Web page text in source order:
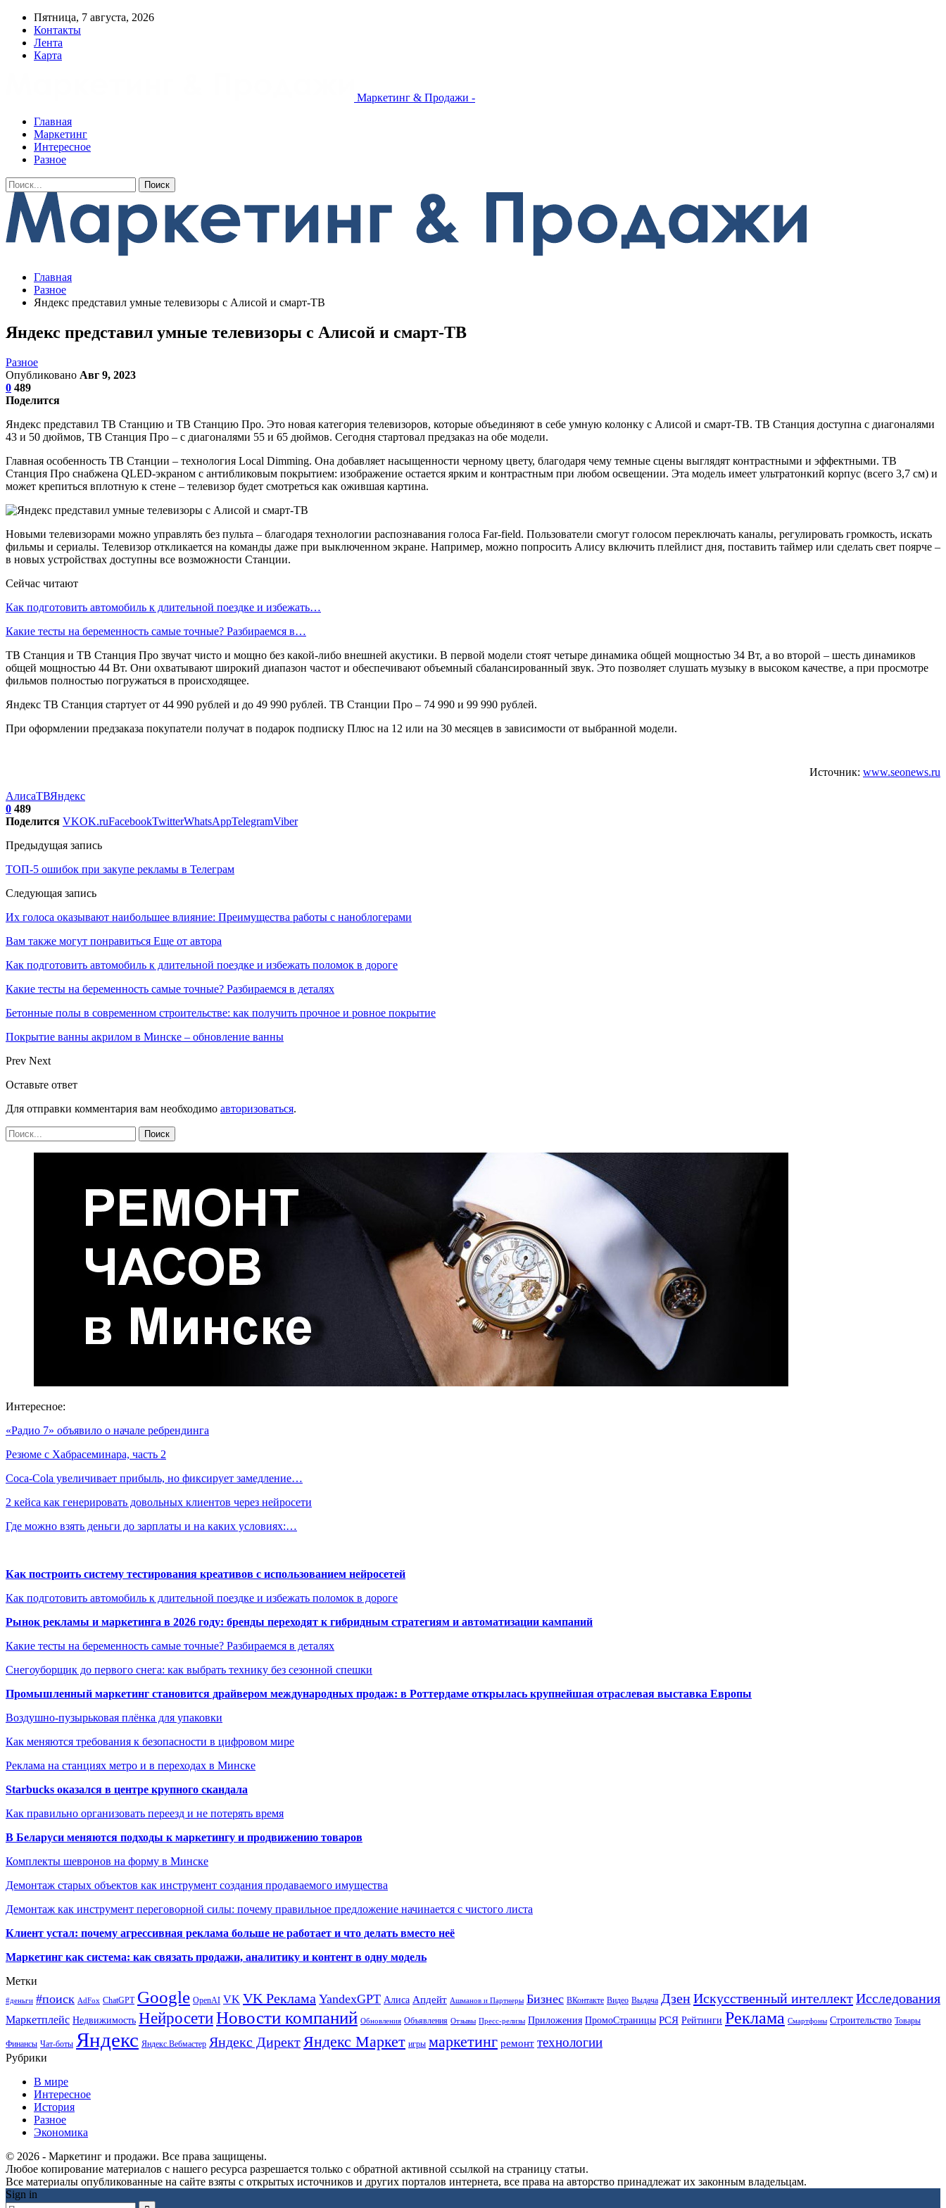
Пятница, 7 августа, 2026
Контакты
Лента
Карта
Маркетинг & Продажи -
Главная
Маркетинг
Интересное
Разное
Главная
Разное
Яндекс представил умные телевизоры с Алисой и смарт-ТВ
Яндекс представил умные телевизоры с Алисой и смарт-ТВ
Разное
Опубликовано Авг 9, 2023
0 489
Поделится
Яндекс представил ТВ Станцию и ТВ Станцию Про. Это новая категория телевизоров, которые объединяют в себе умную колонку с Алисой и смарт-ТВ. ТВ Станция доступна с диагоналями
43 и 50 дюймов, ТВ Станция Про – с диагоналями 55 и 65 дюймов. Сегодня стартовал предзаказ на обе модели.
Главная особенность ТВ Станции – технология Local Dimming. Она добавляет насыщенности черному цвету, благодаря чему темные сцены выглядят контрастными и эффектными. ТВ
Станция Про снабжена QLED-экраном с антибликовым покрытием: изображение остается ярким и контрастным при любом освещении. Эта модель имеет ультратонкий корпус (всего 3,7 см) и
может крепиться вплотную к стене – телевизор будет смотреться как ожившая картина.
Новыми телевизорами можно управлять без пульта – благодаря технологии распознавания голоса Far-field. Пользователи смогут голосом переключать каналы, регулировать громкость, искать
фильмы и сериалы. Телевизор откликается на команды даже при выключенном экране. Например, можно попросить Алису включить плейлист дня, поставить таймер или сделать свет поярче –
в новых устройствах доступны все возможности Станции.
Сейчас читают
Как подготовить автомобиль к длительной поездке и избежать…
Какие тесты на беременность самые точные? Разбираемся в…
ТВ Станция и ТВ Станция Про звучат чисто и мощно без какой-либо внешней акустики. В первой модели стоят четыре динамика общей мощностью 34 Вт, а во второй – шесть динамиков
общей мощностью 44 Вт. Они охватывают широкий диапазон частот и обеспечивают объемный сбалансированный звук. Это позволяет слушать музыку в высоком качестве, а при просмотре
фильмов полностью погружаться в происходящее.
Яндекс ТВ Станция стартует от 44 990 рублей и до 49 990 рублей. ТВ Станции Про – 74 990 и 99 990 рублей.
При оформлении предзаказа покупатели получат в подарок подписку Плюс на 12 или на 30 месяцев в зависимости от выбранной модели.
Источник: www.seonews.ru
АлисаТВЯндекс
0 489
Поделится VKOK.ruFacebookTwitterWhatsAppTelegramViber
Предыдущая запись
ТОП-5 ошибок при закупе рекламы в Телеграм
Следующая запись
Их голоса оказывают наибольшее влияние: Преимущества работы с наноблогерами
Вам также могут понравиться Еще от автора
Как подготовить автомобиль к длительной поездке и избежать поломок в дороге
Какие тесты на беременность самые точные? Разбираемся в деталях
Бетонные полы в современном строительстве: как получить прочное и ровное покрытие
Покрытие ванны акрилом в Минске – обновление ванны
Prev Next
Оставьте ответ
Для отправки комментария вам необходимо авторизоваться.
Интересное:
«Радио 7» объявило о начале ребрендинга
Резюме с Хабрасеминара, часть 2
Coca-Cola увеличивает прибыль, но фиксирует замедление…
2 кейса как генерировать довольных клиентов через нейросети
Где можно взять деньги до зарплаты и на каких условиях:…
Как построить систему тестирования креативов с использованием нейросетей
Как подготовить автомобиль к длительной поездке и избежать поломок в дороге
Рынок рекламы и маркетинга в 2026 году: бренды переходят к гибридным стратегиям и автоматизации кампаний
Какие тесты на беременность самые точные? Разбираемся в деталях
Снегоуборщик до первого снега: как выбрать технику без сезонной спешки
Промышленный маркетинг становится драйвером международных продаж: в Роттердаме открылась крупнейшая отраслевая выставка Европы
Воздушно-пузырьковая плёнка для упаковки
Как меняются требования к безопасности в цифровом мире
Реклама на станциях метро и в переходах в Минске
Starbucks оказался в центре крупного скандала
Как правильно организовать переезд и не потерять время
В Беларуси меняются подходы к маркетингу и продвижению товаров
Комплекты шевронов на форму в Минске
Демонтаж старых объектов как инструмент создания продаваемого имущества
Демонтаж как инструмент переговорной силы: почему правильное предложение начинается с чистого листа
Клиент устал: почему агрессивная реклама больше не работает и что делать вместо неё
Маркетинг как система: как связать продажи, аналитику и контент в одну модель
Метки
#деньги #поиск AdFox ChatGPT Google OpenAI VK VK Реклама YandexGPT Алиса Апдейт Ашманов и Партнеры Бизнес ВКонтакте Видео Выдача ДзенИскусственный интеллектИсследования
Маркетплейс Недвижимость НейросетиНовости компаний Обновления Объявления Отзывы Пресс-релизы Приложения ПромоСтраницы РСЯ Рейтинги Реклама Смартфоны Строительство Товары
Финансы Чат-боты Яндекс Яндекс.Вебмастер Яндекс Директ Яндекс Маркет игры маркетинг ремонт технологии
Рубрики
В мире
Интересное
История
Разное
Экономика
© 2026 - Маркетинг и продажи. Все права защищены.
Любое копирование материалов с нашего ресурса разрешается только с обратной активной ссылкой на страницу статьи.
Все материалы опубликованные на сайте взяты с открытых источников и других порталов интернета, все права на авторство принадлежат их законным владельцам.
Sign in